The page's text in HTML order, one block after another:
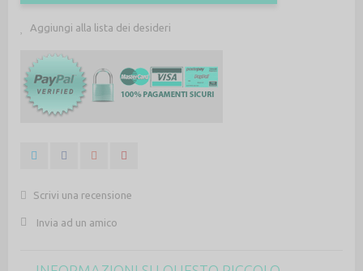
Aggiungi alla lista dei desideri
Scrivi una recensione
Invia ad un amico